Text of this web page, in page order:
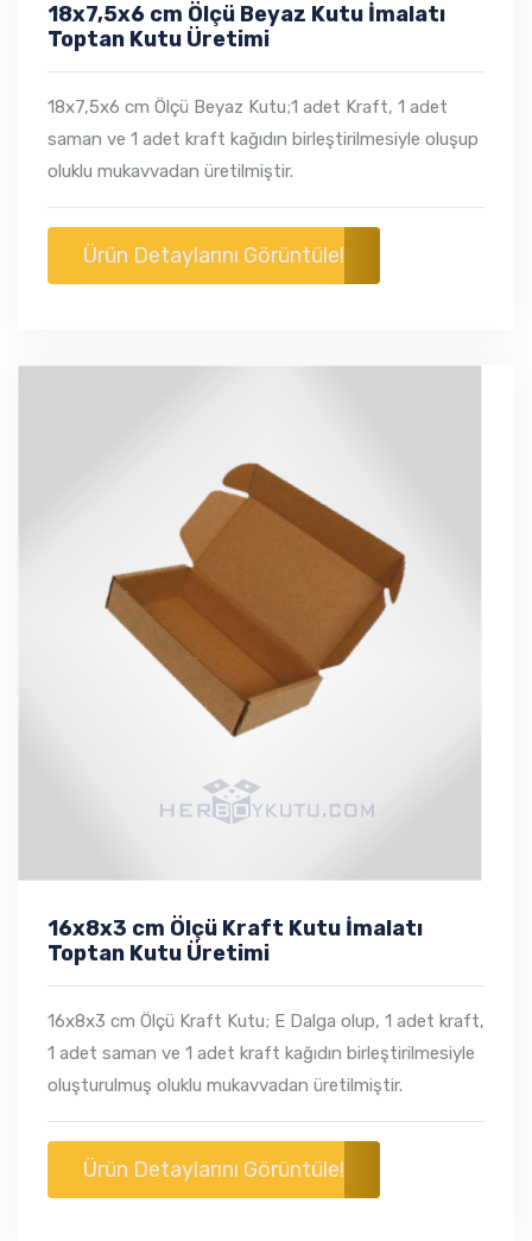
18x7,5x6 cm Ölçü Beyaz Kutu İmalatı
Toptan Kutu Üretimi
18x7,5x6 cm Ölçü Beyaz Kutu;1 adet Kraft, 1 adet
saman ve 1 adet kraft kağıdın birleştirilmesiyle oluşup
oluklu mukavvadan üretilmiştir.​
Ürün Detaylarını Görüntüle!
16x8x3 cm Ölçü Kraft Kutu İmalatı
Toptan Kutu Üretimi
16x8x3 cm Ölçü Kraft Kutu; E Dalga olup, 1 adet kraft,
1 adet saman ve 1 adet kraft kağıdın birleştirilmesiyle
oluşturulmuş oluklu mukavvadan üretilmiştir.
Ürün Detaylarını Görüntüle!